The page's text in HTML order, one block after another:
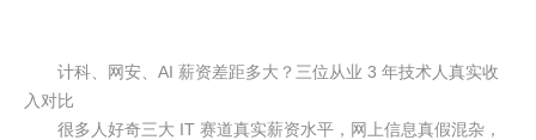
计科、网安、AI 薪资差距多大？三位从业 3 年技术人真实收
入对比
很多人好奇三大 IT 赛道真实薪资水平，网上信息真假混杂，